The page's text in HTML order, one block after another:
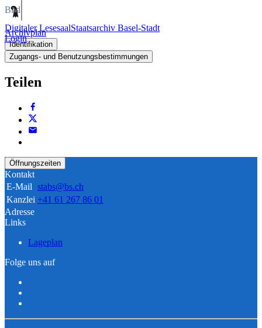
Digitaler LesesaalStaatsarchiv Basel-Stadt
Login
Bild
Archivplan
Identifikation
Zugangs- und Benutzungsbestimmungen
Teilen
Öffnungszeiten
Kontakt
E-Mail stabs@bs.ch
Kanzlei +41 61 267 86 01
Adresse
Links
Lageplan
Folge uns auf